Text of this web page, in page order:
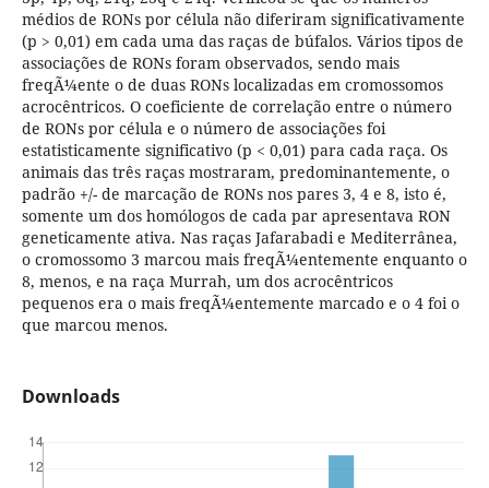
médios de RONs por célula não diferiram significativamente
(p > 0,01) em cada uma das raças de búfalos. Vários tipos de
associações de RONs foram observados, sendo mais
freqÃ¼ente o de duas RONs localizadas em cromossomos
acrocêntricos. O coeficiente de correlação entre o número
de RONs por célula e o número de associações foi
estatisticamente significativo (p < 0,01) para cada raça. Os
animais das três raças mostraram, predominantemente, o
padrão +/- de marcação de RONs nos pares 3, 4 e 8, isto é,
somente um dos homólogos de cada par apresentava RON
geneticamente ativa. Nas raças Jafarabadi e Mediterrânea,
o cromossomo 3 marcou mais freqÃ¼entemente enquanto o
8, menos, e na raça Murrah, um dos acrocêntricos
pequenos era o mais freqÃ¼entemente marcado e o 4 foi o
que marcou menos.
Downloads